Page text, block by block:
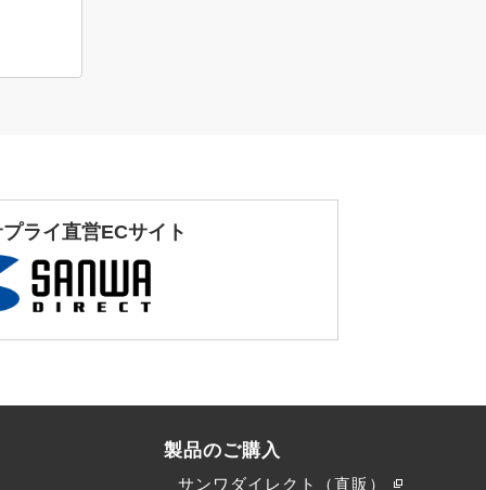
ライ直営ECサイト
製品のご購入
サンワダイレクト（直販）